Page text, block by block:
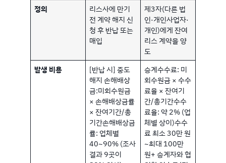
정의
리스사에 만기
전 계약 해지 신
청 후 반납 또는
매입
제3자(다른 법
인·개인사업자·
개인)에게 잔여
리스 계약을 양
도
발생 비용
[반납 시] 중도
해지 손해배상
금:미회수원금
× 손해배상금률
× 잔여기간/총
기간손해배상금
률: 업체별
40~90% (조사
결과 9곳이
승계수수료: 미
회수원금 × 수수
료율 × 잔여기
간/총기간수수
료율: 약 2% (업
체별 상이)수수
료 최소 30만 원
~최대 100만
원+ 승계자와 협